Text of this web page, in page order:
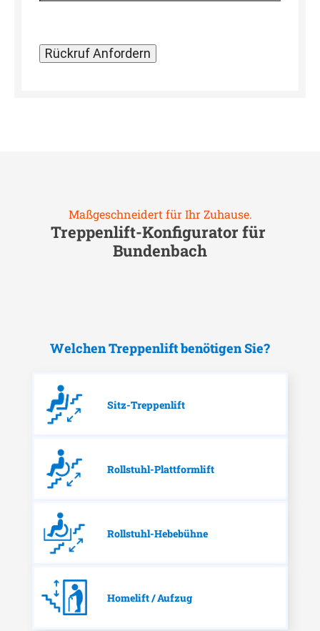
Maßgeschneidert für Ihr Zuhause.
Treppenlift-Konfigurator für
Bundenbach
Welchen Treppenlift benötigen Sie?
Sitz-Treppenlift
Rollstuhl-Plattformlift
Rollstuhl-Hebebühne
Homelift / Aufzug